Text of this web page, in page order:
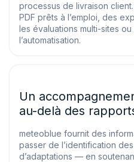
processus de livraison
PDF prêts à l’emploi, des
les évaluations multi-sites
l’automatisation.
Un
au-delà des
meteoblue fournit des
passer de l’identification
d’adaptations — en